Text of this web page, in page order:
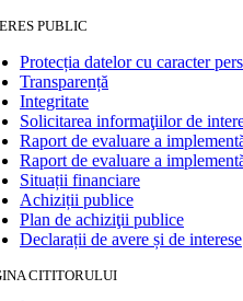
PUBLIC
Protecția datelor cu caracter
Transparență
Integritate
Solicitarea informaţiilor de
Raport de evaluare a
Raport de evaluare a
Situații financiare
Achiziții publice
Plan de achiziţii publice
Declarații de avere și de interese
CITITORULUI